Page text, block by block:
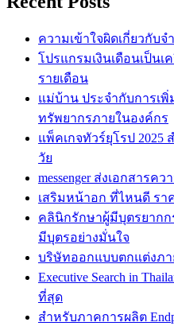
ความเข้าใจผิดเกี่ยวกับ
โปรแกรมเงินเดือนเป็น
รายเดือน
แม่บ้าน ประจำกับการเ
ทรัพยากรภายในองค์กร
แพ็คเกจทัวร์ยุโรป 2025
วัย
messenger ส่งเอกสาร
เสริมหน้าอก ที่ไหนดี รา
คลินิกรักษาผู้มีบุตรยากก
มีบุตรอย่างมั่นใจ
บริษัทออกแบบตกแต่งภ
Executive Search in
ที่สุด
สำหรับภาคการผลิต